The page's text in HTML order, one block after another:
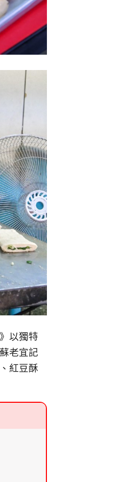
以獨特
老宜記
紅豆酥